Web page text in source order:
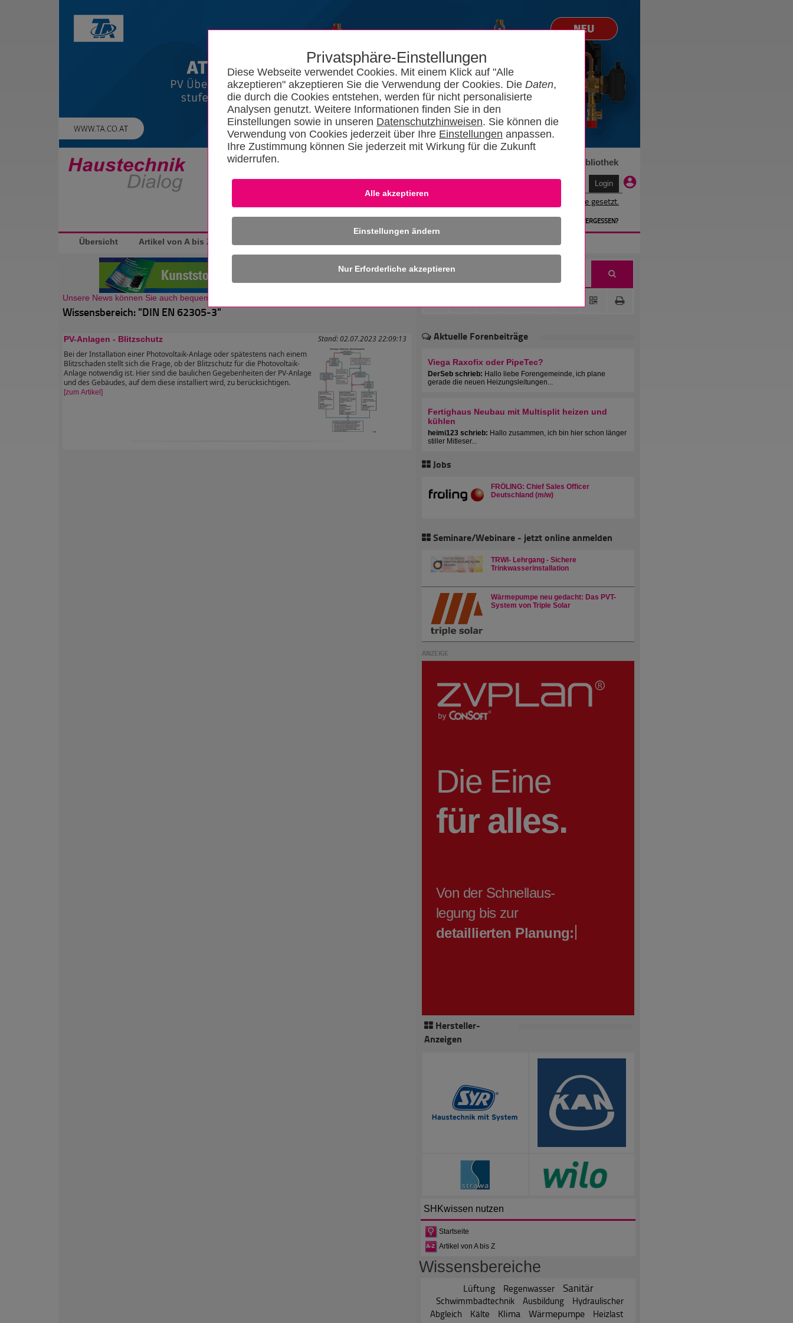
Privatsphäre-Einstellungen
Diese Webseite verwendet Cookies. Mit einem Klick auf "Alle
akzeptieren" akzeptieren Sie die Verwendung der Cookies. Die Daten,
die durch die Cookies entstehen, werden für nicht personalisierte
Analysen genutzt. Weitere Informationen finden Sie in den
Einstellungen sowie in unseren Datenschutzhinweisen. Sie können die
Verwendung von Cookies jederzeit über Ihre Einstellungen anpassen.
Ihre Zustimmung können Sie jederzeit mit Wirkung für die Zukunft
widerrufen.
Einstellungen ändern
Startseite News Bibliothek
Dafür wird ein Cookie gesetzt.
» PASSWORT VERGESSEN?
Übersicht Artikel von A bis Z
Unsere News können Sie auch bequem als Newsletter erhalten!
Wissensbereich: "DIN EN 62305-3"
Stand: 02.07.2023 22:09:13
PV-Anlagen - Blitzschutz
Bei der Installation einer Photovoltaik-Anlage oder spätestens nach einem
Blitzschaden stellt sich die Frage, ob der Blitzschutz für die Photovoltaik-
Anlage notwendig ist. Hier sind die baulichen Gegebenheiten der PV-Anlage
und des Gebäudes, auf dem diese installiert wird, zu berücksichtigen.
[zum Artikel]
Aktuelle Forenbeiträge
Viega Raxofix oder PipeTec?
DerSeb schrieb: Hallo liebe Forengemeinde, ich plane
gerade die neuen Heizungsleitungen...
Fertighaus Neubau mit Multisplit heizen und
kühlen
heimi123 schrieb: Hallo zusammen, ich bin hier schon länger
stiller Mitleser...
Jobs
FRÖLING: Chief Sales Officer
Deutschland (m/w)
Seminare/Webinare - jetzt online anmelden
TRWI- Lehrgang - Sichere
Trinkwasserinstallation
Wärmepumpe neu gedacht: Das PVT-
System von Triple Solar
ANZEIGE
Hersteller-
Anzeigen
SHKwissen nutzen
Startseite
Artikel von A bis Z
Wissensbereiche
Lüftung Regenwasser Sanitär
Schwimmbadtechnik Ausbildung
Hydraulischer
Abgleich
Kälte Klima Wärmepumpe
Heizlast